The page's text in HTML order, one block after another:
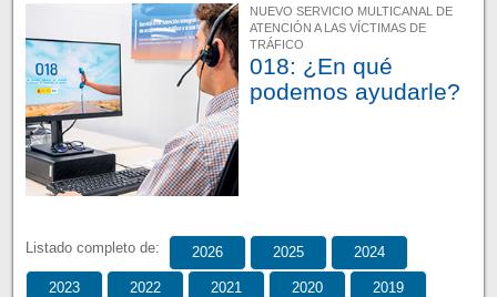
NUEVO SERVICIO MULTICANAL DE
ATENCIÓN A LAS VÍCTIMAS DE
TRÁFICO
018: ¿En qué
podemos ayudarle?
Listado completo de: 2026 2025 2024
2023 2022 2021 2020 2019